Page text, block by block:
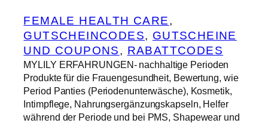
FEMALE HEALTH CARE
GUTSCHEINCODES, GUTSCHEINE
UND COUPONS, RABATTCODES
MYLILY ERFAHRUNGEN- nachhaltige Perioden
Produkte für die Frauengesundheit, Bewertung, wie
Period Panties (Periodenunterwäsche), Kosmetik,
Intimpflege, Nahrungsergänzungskapseln, Helfer
während der Periode und bei PMS, Shapewear und